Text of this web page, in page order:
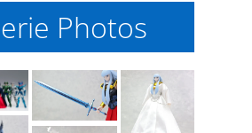
Photos